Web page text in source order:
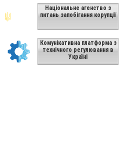
Національне агенство з
питань запобігання корупції
Комунікативна платформа з
технічного регулювання в
Україні